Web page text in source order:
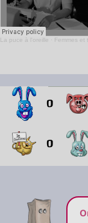
La puce à l'oreille · Femmes et
0
0